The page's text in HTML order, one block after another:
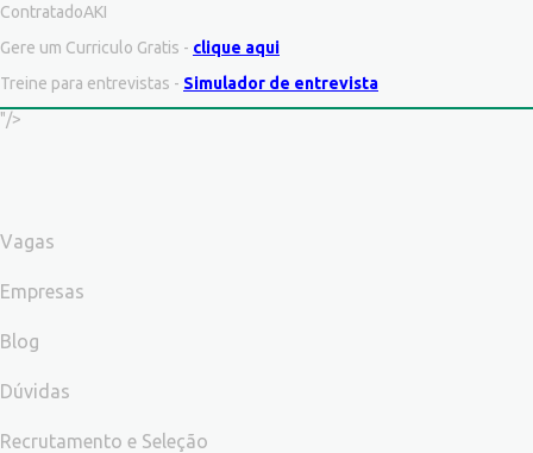
ContratadoAKI
Gere um Curriculo Gratis - clique aqui
Treine para entrevistas - Simulador de entrevista
"/>
Vagas
Empresas
Blog
Dúvidas
Recrutamento e Seleção